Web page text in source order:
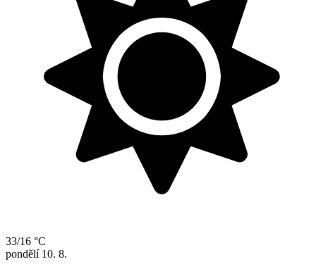
33/16 °C
pondělí 10. 8.